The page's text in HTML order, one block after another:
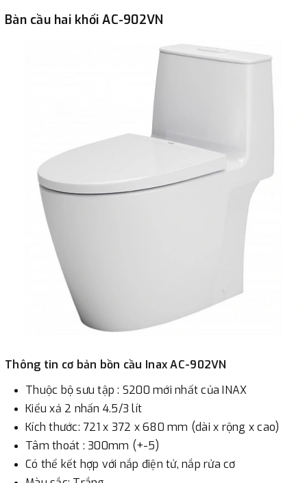
-Showroom Thanh Hương Địa chỉ : 23 phố Cát Linh,
phường Cát Linh, quận Đống Đa, Hà Nội.
3. Chuyển khoản qua ngân hàng
- Nếu địa điểm giao hàng khác với địa điểm thanh toán
hoặc với những đơn đặt hàng ngoài nội thành Hà Nội.
Chúng tôi sẽ thu tiền trước 100% giá trị hàng + phí vận
chuyển theo cước phí tính trong chính sách vận chuyển
bằng phương thức chuyển khoản trước khi giao hàng.
- Sau khi có thông tin xác thực đã chuyển tiền của quý
khách, chúng tôi sẽ thực hiện đơn hàng theo yêu cầu.
Bàn cầu hai khối AC-902VN
Thông tin cơ bản bồn cầu Inax AC-902VN
Thuộc bộ sưu tập : S200 mới nhất của INAX
Kiểu xả 2 nhấn 4.5/3 lít
Kích thước: 721 x 372 x 680 mm (dài x rộng x cao)
Tâm thoát : 300mm (+-5)
Có thể kết hợp với nắp điện tử, nắp rửa cơ